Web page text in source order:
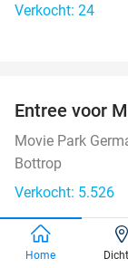
Verkocht: 24
Entree voor
Movie Park
Bottrop
Verkocht: 5.526
Home